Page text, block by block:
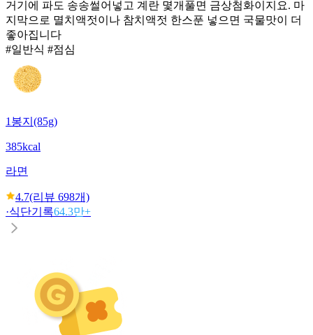
거기에 파도 송송썰어넣고 계란 몇개풀면 금상첨화이지요. 마
지막으로 멸치액젓이나 참치액젓 한스푼 넣으면 국물맛이 더
좋아집니다
#일반식 #점심
1봉지(85g)
385kcal
라면
4.7(리뷰 698개)
·식단기록64.3만+